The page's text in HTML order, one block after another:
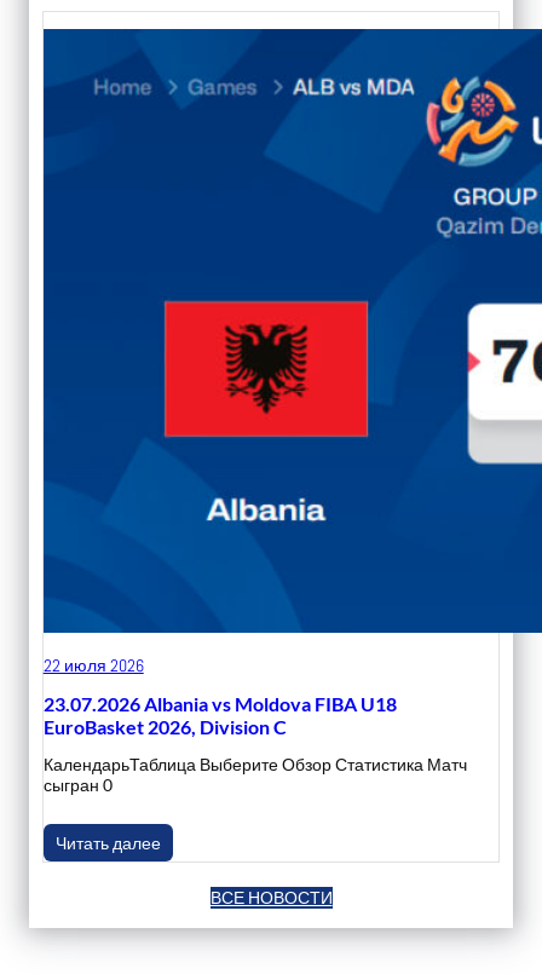
22 июля 2026
23.07.2026 Albania vs Moldova FIBA U18
EuroBasket 2026, Division C
КалендарьТаблица Выберите Обзор Статистика Матч
сыгран 0
Читать далее
ВСЕ НОВОСТИ